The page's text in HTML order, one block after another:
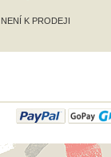
NENÍ K PRODEJI